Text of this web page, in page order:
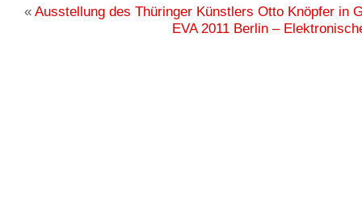
« Ausstellung des Thüringer Künstlers Otto Knöpfer in
EVA 2011 Berlin –